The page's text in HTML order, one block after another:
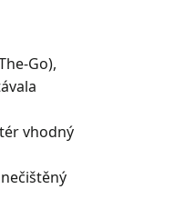
Go),
vhodný